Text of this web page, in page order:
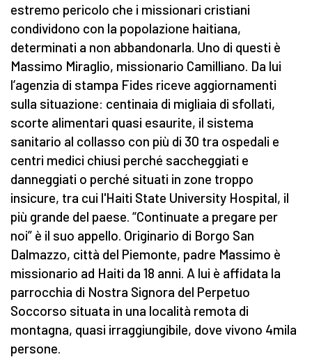
estremo pericolo che i missionari cristiani
condividono con la popolazione haitiana,
determinati a non abbandonarla. Uno di questi è
Massimo Miraglio, missionario Camilliano. Da lui
l’agenzia di stampa Fides riceve aggiornamenti
sulla situazione: centinaia di migliaia di sfollati,
scorte alimentari quasi esaurite, il sistema
sanitario al collasso con più di 30 tra ospedali e
centri medici chiusi perché saccheggiati e
danneggiati o perché situati in zone troppo
insicure, tra cui l'Haiti State University Hospital, il
più grande del paese. “Continuate a pregare per
noi” è il suo appello. Originario di Borgo San
Dalmazzo, città del Piemonte, padre Massimo è
missionario ad Haiti da 18 anni. A lui è affidata la
parrocchia di Nostra Signora del Perpetuo
Soccorso situata in una località remota di
montagna, quasi irraggiungibile, dove vivono 4mila
persone.